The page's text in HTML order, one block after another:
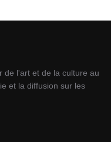
de l'art et de la culture au
et la diffusion sur les